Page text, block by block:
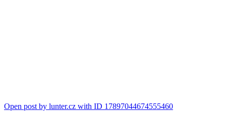
Open post by lunter.cz with ID 17897044674555460